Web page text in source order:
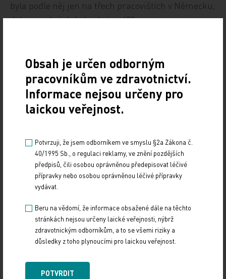
byla podle něj jen na třech pracovištích v Německu,
dohromady jich bylo ale jen 400.
ČTK
Zdroj: ČTK
Sdílejte článek
Obsah je určen odborným
pracovníkům ve zdravotnictví.
Informace nejsou určeny pro
laickou veřejnost.
Potvrzuji, že jsem odborníkem ve smyslu §2a Zákona č.
40/1995 Sb., o regulaci reklamy, ve znění pozdějších
předpisů, čili osobou oprávněnou předepisovat léčivé
přípravky nebo osobou oprávněnou léčivé přípravky
vydávat.
Beru na vědomí, že informace obsažené dále na těchto
stránkách nejsou určeny laické veřejnosti, nýbrž
zdravotnickým odborníkům, a to se všemi riziky a
důsledky z toho plynoucími pro laickou veřejnost.
POTVRDIT